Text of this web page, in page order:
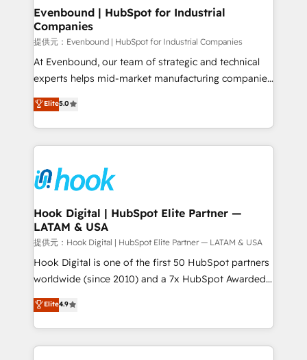
Agent Creation 🔄 Custom Integrations & Data
Migration Why 1406 We become part of your team.
Your team learns while we build. We fix what others
broke. Built for mid-market reality—practical
solutions that work with your actual headcount and
HubSpot partners 🔄 Top 5% globally in client
retention 📅 8+ years of consistent results since 2017
move beyond spreadsheets into unified systems
that drive real business results.
Evenbound | HubSpot for Industrial
Companies
提供元：Evenbound | HubSpot for Industrial Companies
At Evenbound, our team of strategic and technical
experts helps mid-market manufacturing companies
achieve real growth. We specialize in delivering
tailored solutions that drive results by leveraging
HubSpot’s platform and data to fuel success.
Technical Solutions: - HubSpot Technical Consulting -
Onboarding - Data Migration & Integrations -
Technical Audit & Optimization Strategic Solutions: -
Revenue Operations - Inbound Marketing -
Outbound Marketing - HubSpot CMS Website
Design & Development We empower our clients to
reach their full potential by providing transparent,
relationship-driven support. With over 300 HubSpot
technical know-how and strategic guidance you
need to succeed.
Elite5.0
Hook Digital | HubSpot Elite Partner —
LATAM & USA
提供元：Hook Digital | HubSpot Elite Partner — LATAM & USA
Hook Digital is one of the first 50 HubSpot partners
worldwide (since 2010) and a 7x HubSpot Awarded
Elite Partner. With 500+ projects across the U.S.,
Brazil, and LATAM, we combine global expertise with
regional experience. Today, we are Brazil’s largest
HubSpot Elite Partner—trusted by companies across
Elite4.9